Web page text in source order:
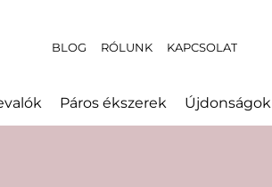
BLOG RÓLUNK KAPCSOLAT
Páros ékszerek Újdonságok